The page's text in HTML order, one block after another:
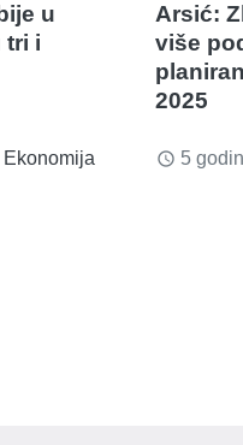
u
tri i
Ekonomija
Arsić:
više
2025
access_time 5